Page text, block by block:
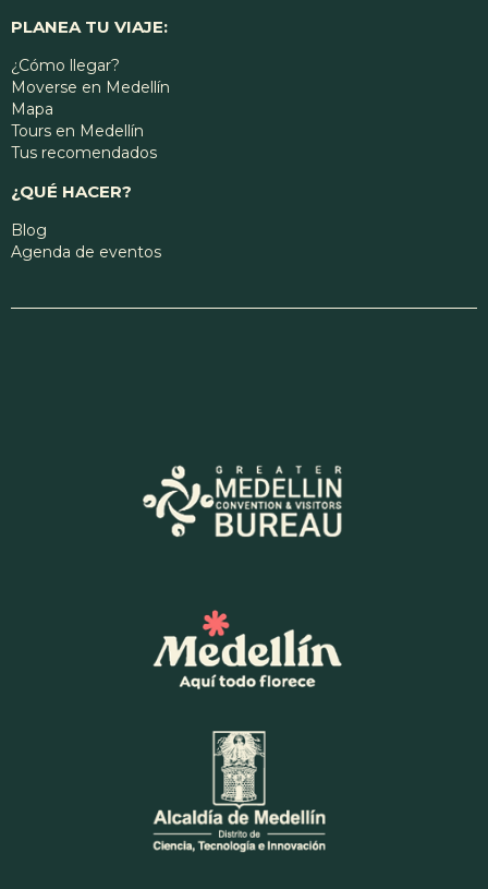
PLANEA TU VIAJE:
¿Cómo llegar?
Moverse en Medellín
Mapa
Tours en Medellín
Tus recomendados
¿QUÉ HACER?
Blog
Agenda de eventos